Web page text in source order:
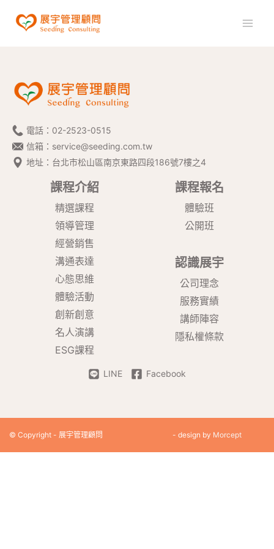
電話： 02-2523-0515
信箱： service@seeding.com.tw
地址：台北市松山區南京東路四段186號7樓之4
課程介紹
精選課程
領導管理
經營銷售
溝通表達
心態思維
體驗活動
創新創意
名人演講
ESG課程
課程報名
體驗班
公開班
認識展宇
公司理念
服務實績
講師陣容
隱私權條款
LINE Facebook
© Copyright - 展宇管理顧問 - design by Morcept